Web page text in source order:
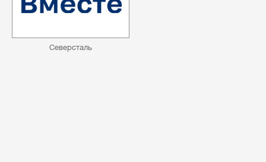
Северсталь